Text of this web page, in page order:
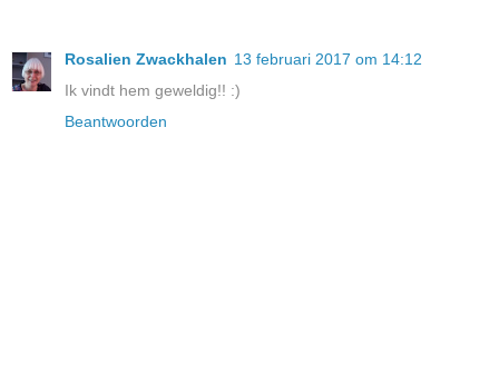
Rosalien Zwackhalen 13 februari 2017 om 14:12
Ik vindt hem geweldig!! :)
Beantwoorden